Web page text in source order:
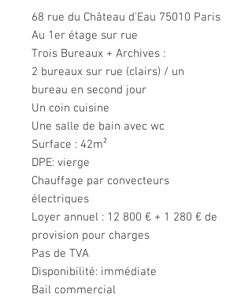
68 rue du Château d'Eau 75010 Paris
Au 1er étage sur rue
Trois Bureaux + Archives :
2 bureaux sur rue (clairs) / un
bureau en second jour
Un coin cuisine
Une salle de bain avec wc
Surface : 42m²
DPE: vierge
Chauffage par convecteurs
électriques
Loyer annuel : 12 800 € + 1 280 € de
provision pour charges
Pas de TVA
Disponibilité: immédiate
Bail commercial